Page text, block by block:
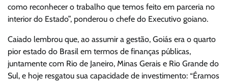
como reconhecer o trabalho que temos feito em parceria no
interior do Estado”, ponderou o chefe do Executivo goiano.
Caiado lembrou que, ao assumir a gestão, Goiás era o quarto
pior estado do Brasil em termos de finanças públicas,
juntamente com Rio de Janeiro, Minas Gerais e Rio Grande do
Sul, e hoje resgatou sua capacidade de investimento: “Éramos